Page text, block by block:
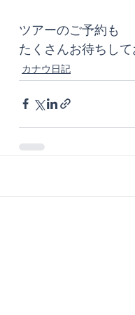
ツアーのご予約も
たくさんお待ちし
カナウ日記